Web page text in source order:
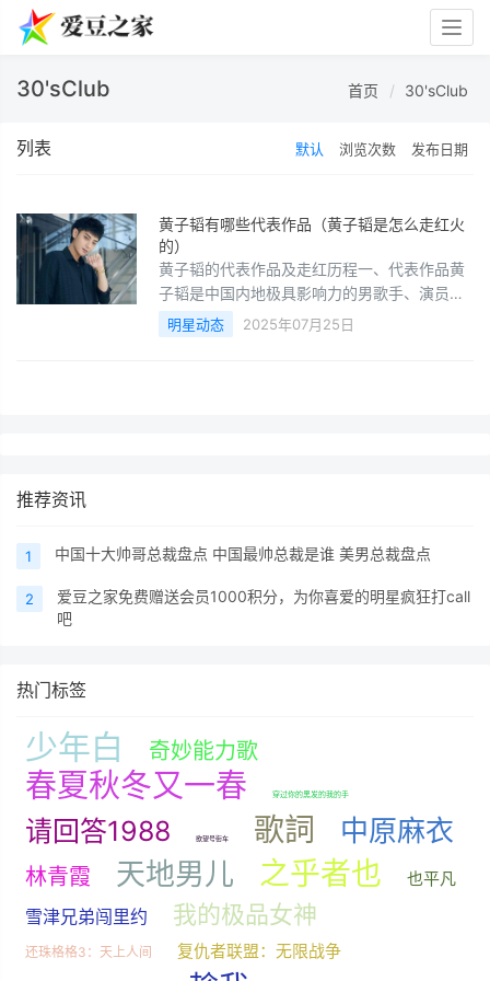
30'sClub 首页 30'sClub
列表 默认 浏览次数 发布日期
黄子韬有哪些代表作品（黄子韬是怎么走红火
的）
黄子韬的代表作品及走红历程一、代表作品黄
子韬是中国内地极具影响力的男歌手、演员、
主持人，凭借音乐创作、影视作品和综艺表现
积累广泛人气。以下是他的代表作品：1. 音乐
明星动态 2025年07月25日
推荐资讯
1 中国十大帅哥总裁盘点 中国最帅总裁是谁 美男总裁盘点
2
爱豆之家免费赠送会员1000积分，为你喜爱的明星疯狂打call
吧
热门标签
少年白 奇妙能力歌
春夏秋冬又一春 穿过你的黑发的我的手
请回答1988 欲望号街车 歌詞 中原麻衣
林青霞 天地男儿 之乎者也 也平凡
雪津兄弟闯里约 我的极品女神
还珠格格3：天上人间 复仇者联盟：无限战争